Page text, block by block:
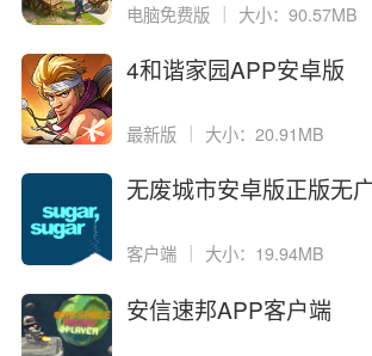
电脑免费版 ｜ 大小：90.57MB
4和谐家园APP安卓版
最新版 大小：20.91MB
无废城市安卓版正版无
客户端 大小：19.94MB
安信速邦APP客户端